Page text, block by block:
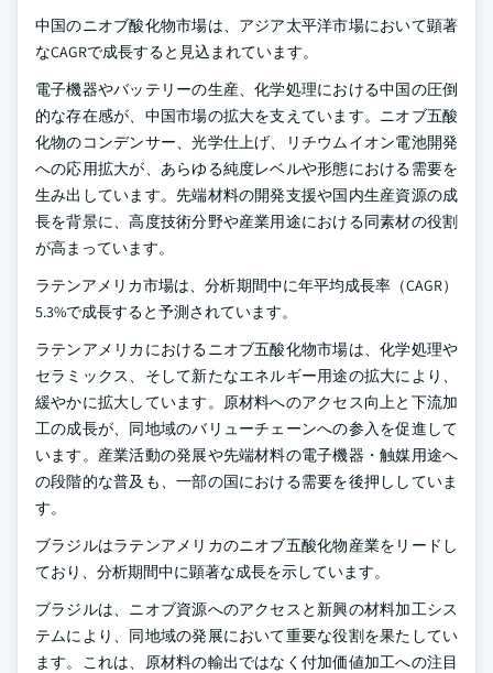
中国のニオブ酸化物市場は、アジア太平洋市場において顕著
なCAGRで成長すると見込まれています。
電子機器やバッテリーの生産、化学処理における中国の圧倒
的な存在感が、中国市場の拡大を支えています。ニオブ五酸
化物のコンデンサー、光学仕上げ、リチウムイオン電池開発
への応用拡大が、あらゆる純度レベルや形態における需要を
生み出しています。先端材料の開発支援や国内生産資源の成
長を背景に、高度技術分野や産業用途における同素材の役割
が高まっています。
ラテンアメリカ市場は、分析期間中に年平均成長率（CAGR）
5.3%で成長すると予測されています。
ラテンアメリカにおけるニオブ五酸化物市場は、化学処理や
セラミックス、そして新たなエネルギー用途の拡大により、
緩やかに拡大しています。原材料へのアクセス向上と下流加
工の成長が、同地域のバリューチェーンへの参入を促進して
います。産業活動の発展や先端材料の電子機器・触媒用途へ
の段階的な普及も、一部の国における需要を後押ししていま
す。
ブラジルはラテンアメリカのニオブ五酸化物産業をリードし
ており、分析期間中に顕著な成長を示しています。
ブラジルは、ニオブ資源へのアクセスと新興の材料加工シス
テムにより、同地域の発展において重要な役割を果たしてい
ます。これは、原材料の輸出ではなく付加価値加工への注目